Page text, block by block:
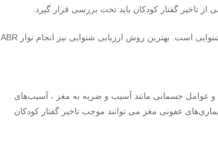
تاخیر گفتار کودکان باید تحت بررسی قرار گیرد.
اولین مرحله در تشخیص علت تاخیر گفتار کودکان بررسی وضعیت شنوایی است. بهترین روش ارزیابی شنوایی نیز انجام نوار ABR
عوامل جسمانی مانند آسیب و ضربه به مغز ، آسیب‌های
عفونی مغز می توانند موجب تاخیر گفتار کودکان